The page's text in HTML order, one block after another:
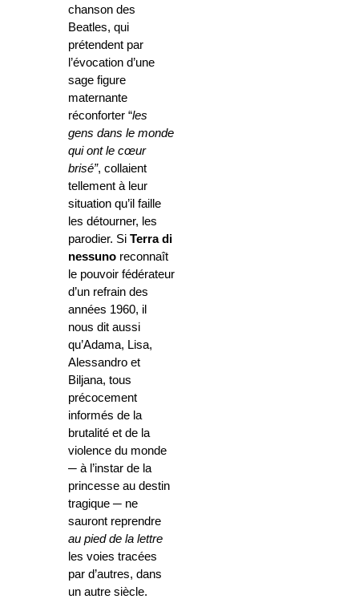
chanson des
Beatles, qui
prétendent par
l’évocation d’une
sage figure
maternante
réconforter “les
gens dans le monde
qui ont le cœur
brisé”, collaient
tellement à leur
situation qu’il faille
les détourner, les
parodier. Si Terra di
nessuno reconnaît
le pouvoir fédérateur
d’un refrain des
années 1960, il
nous dit aussi
qu’Adama, Lisa,
Alessandro et
Biljana, tous
précocement
informés de la
brutalité et de la
violence du monde
─ à l’instar de la
princesse au destin
tragique ─ ne
sauront reprendre
au pied de la lettre
les voies tracées
par d’autres, dans
un autre siècle.